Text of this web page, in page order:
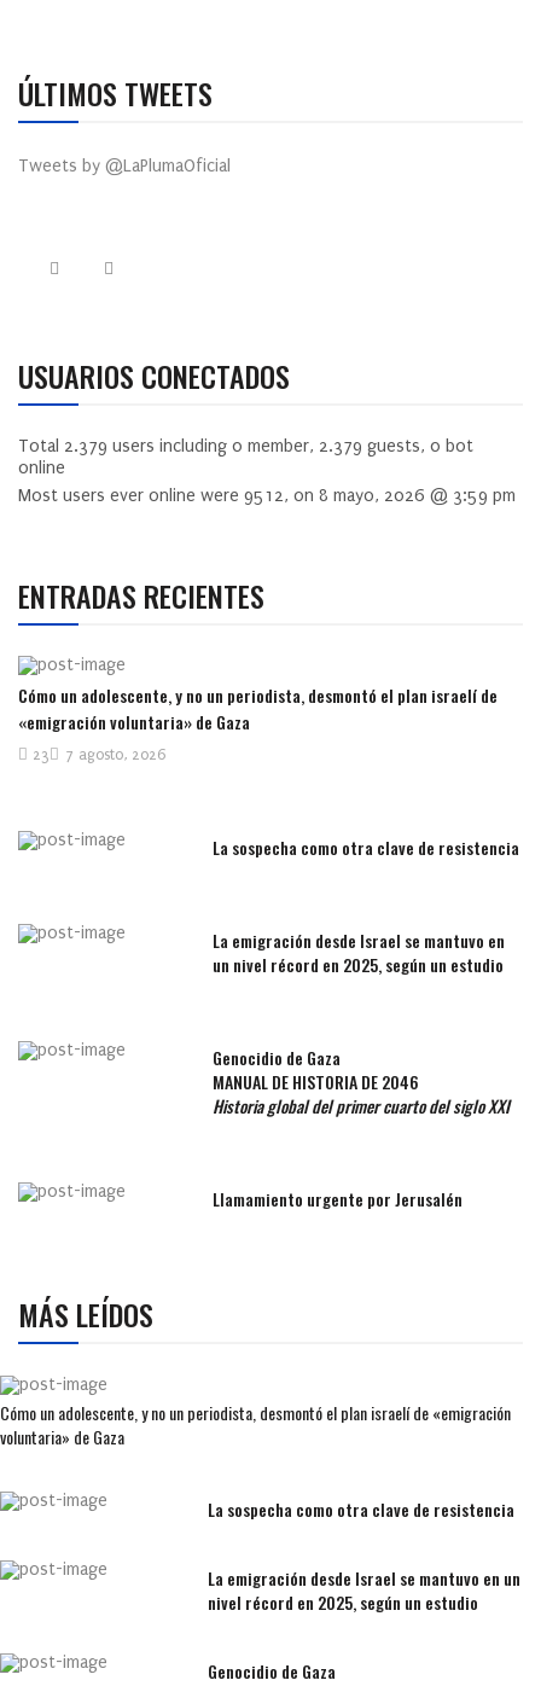
ÚLTIMOS TWEETS
Tweets by @LaPlumaOficial
USUARIOS CONECTADOS
Total 2.379 users including 0 member, 2.379 guests, 0 bot
online
Most users ever online were 9512, on 8 mayo, 2026 @ 3:59 pm
ENTRADAS RECIENTES
Cómo un adolescente, y no un periodista, desmontó el plan israelí de
«emigración voluntaria» de Gaza
7 agosto, 2026
23
La sospecha como otra clave de resistencia
La emigración desde Israel se mantuvo en
un nivel récord en 2025, según un estudio
Genocidio de Gaza
MANUAL DE HISTORIA DE 2046
Historia global del primer cuarto del siglo XXI
Llamamiento urgente por Jerusalén
MÁS LEÍDOS
Cómo un adolescente, y no un periodista, desmontó el plan israelí de «emigración
voluntaria» de Gaza
La sospecha como otra clave de resistencia
La emigración desde Israel se mantuvo en un
nivel récord en 2025, según un estudio
Genocidio de Gaza